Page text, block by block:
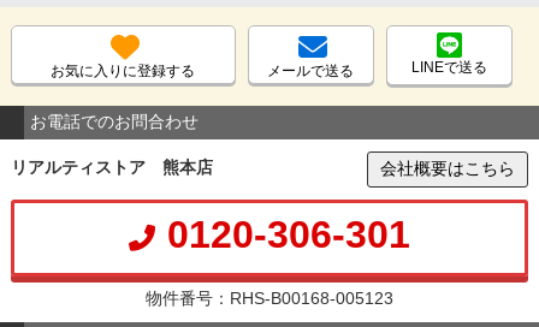
お気に入りに登録する メールで送る LINEで送る
お電話でのお問合わせ
リアルティストア 熊本店 会社概要はこちら
0120-306-301
物件番号：RHS-B00168-005123